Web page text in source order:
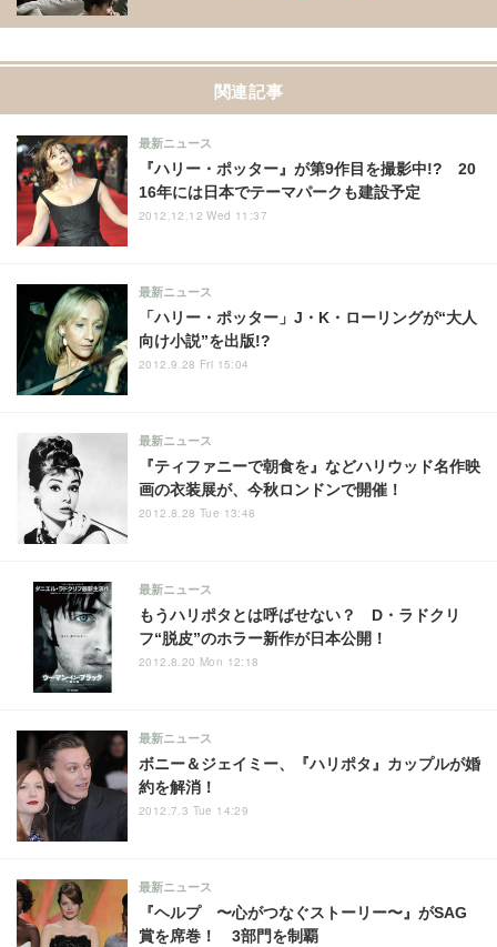
関連記事
『ハリー・ポッター』が第9作目を撮影中!? 20
16年には日本でテーマパークも建設予定
最新ニュース
2012.12.12 Wed 11:37
「ハリー・ポッター」J・K・ローリングが“大人
向け小説”を出版!?
最新ニュース
2012.9.28 Fri 15:04
『ティファニーで朝食を』などハリウッド名作映
画の衣装展が、今秋ロンドンで開催！
最新ニュース
2012.8.28 Tue 13:48
もうハリポタとは呼ばせない？ D・ラドクリ
フ“脱皮”のホラー新作が日本公開！
最新ニュース
2012.8.20 Mon 12:18
ボニー＆ジェイミー、『ハリポタ』カップルが婚
約を解消！
最新ニュース
2012.7.3 Tue 14:29
『ヘルプ 〜心がつなぐストーリー〜』がSAG
賞を席巻！ 3部門を制覇
最新ニュース